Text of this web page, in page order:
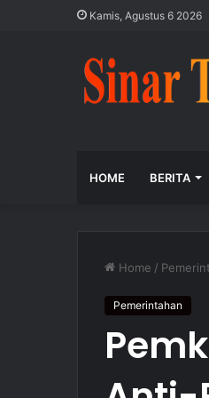
Kamis, Agustus 6 2026
HOME BERITA
Home /
Pemerintahan